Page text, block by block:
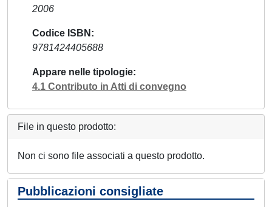
2006
Codice ISBN
9781424405688
Appare nelle tipologie
4.1 Contributo in Atti di convegno
File in questo prodotto:
Non ci sono file associati a questo prodotto.
Pubblicazioni consigliate